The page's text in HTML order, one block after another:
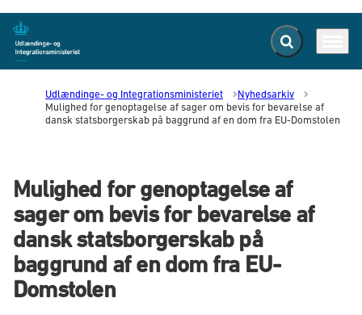
Gå til forsiden Fold søgefelt ud
Udlændinge- og Integrationsministeriet
Nyhedsarkiv
Mulighed for genoptagelse af sager om bevis for bevarelse af
dansk statsborgerskab på baggrund af en dom fra EU-Domstolen
Mulighed for genoptagelse af
sager om bevis for bevarelse af
dansk statsborgerskab på
baggrund af en dom fra EU-
Domstolen